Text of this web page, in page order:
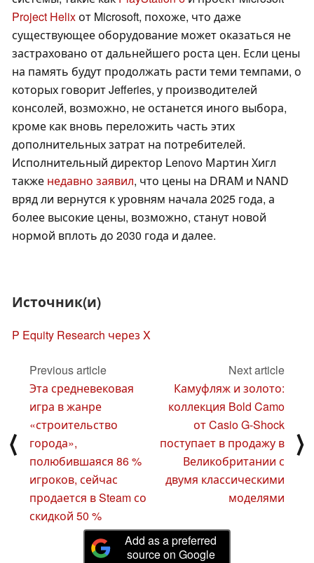
Project Helixот Microsoft, похоже, что даже
существующее оборудование может оказаться не
застраховано от дальнейшего роста цен. Если цены
на память будут продолжать расти теми темпами, о
которых говорит Jefferies, у производителей
консолей, возможно, не останется иного выбора,
кроме как вновь переложить часть этих
дополнительных затрат на потребителей.
Исполнительный директор Lenovo Мартин Хигл
также недавно заявил, что цены на DRAM и NAND
вряд ли вернутся к уровням начала 2025 года, а
более высокие цены, возможно, станут новой
нормой вплоть до 2030 года и далее.
Источник(и)
P Equity Research через X
⟨
Previous article
Эта средневековая
игра в жанре
«строительство
города»,
полюбившаяся 86 %
игроков, сейчас
продается в Steam со
скидкой 50 %
Next article
Камуфляж и золото:
коллекция Bold Camo
от Casio G-Shock
поступает в продажу в
Великобритании с
двумя классическими
моделями
⟩
Add as a preferred
source on Google